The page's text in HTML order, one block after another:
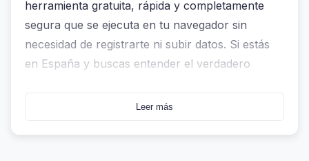
herramienta gratuita, rápida y completamente
segura que se ejecuta en tu navegador sin
necesidad de registrarte ni subir datos. Si estás
en España y buscas entender el verdadero
vivienda o una compra importante— esta es la
Leer más